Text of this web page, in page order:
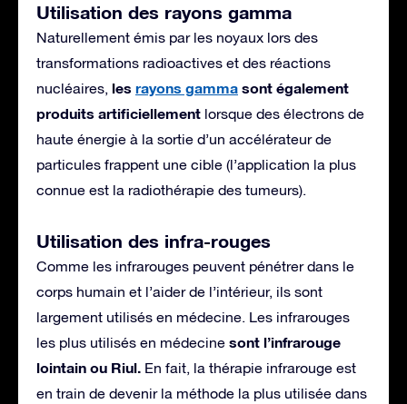
Utilisation des rayons gamma
Naturellement émis par les noyaux lors des
transformations radioactives et des réactions
nucléaires, les rayons gamma sont également
produits artificiellement lorsque des électrons de
haute énergie à la sortie d’un accélérateur de
particules frappent une cible (l’application la plus
connue est la radiothérapie des tumeurs).
Utilisation des infra-rouges
Comme les infrarouges peuvent pénétrer dans le
corps humain et l’aider de l’intérieur, ils sont
largement utilisés en médecine. Les infrarouges
les plus utilisés en médecine sont l’infrarouge
lointain ou Riul. En fait, la thérapie infrarouge est
en train de devenir la méthode la plus utilisée dans